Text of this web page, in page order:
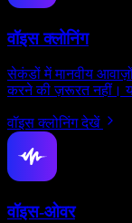
वॉइस क्लोनिंग
सेकंडों में मानवीय
करने की ज़रूरत नहीं।
वॉइस क्लोनिंग देखें
वॉइस-ओवर